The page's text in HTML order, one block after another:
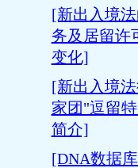
[新出入境
务及居留许
变化]
[新出入境
家团"逗留
简介]
[DNA数据